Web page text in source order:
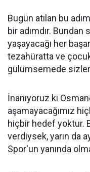
Bugün atılan bu
bir adımdır.
yaşayacağı her
tezahüratta ve
gülümsemede
İnanıyoruz ki
aşamayacağımız
hiçbir hedef yoktur.
verdiysek, yarın da
Spor'un yanında